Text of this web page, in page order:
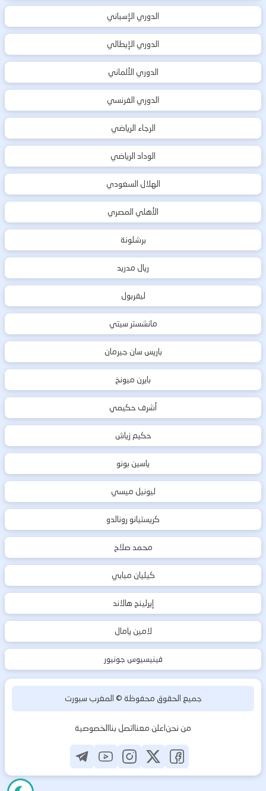
الدوري الإسباني
الدوري الإيطالي
الدوري الألماني
الدوري الفرنسي
الرجاء الرياضي
الوداد الرياضي
الهلال السعودي
الأهلي المصري
برشلونة
ريال مدريد
ليفربول
مانشستر سيتي
باريس سان جيرمان
بايرن ميونخ
أشرف حكيمي
حكيم زياش
ياسين بونو
ليونيل ميسي
كريستيانو رونالدو
محمد صلاح
كيليان مبابي
إيرلينج هالاند
لامين يامال
فينيسيوس جونيور
جميع الحقوق محفوظة ©المغرب سبورت
من نحناعلن معنااتصل بناالخصوصية